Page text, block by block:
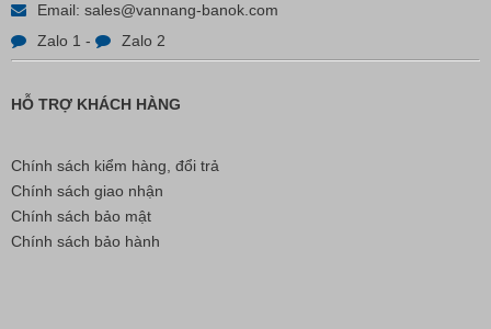
Email: sales@vannang-banok.com
Zalo 1 - Zalo 2
HỖ TRỢ KHÁCH HÀNG
Chính sách kiểm hàng, đổi trả
Chính sách giao nhận
Chính sách bảo mật
Chính sách bảo hành